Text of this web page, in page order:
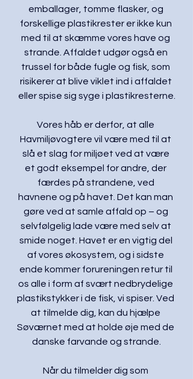
emballager, tomme flasker, og
forskellige plastikrester er ikke kun
med til at skæmme vores have og
strande. Affaldet udgør også en
trussel for både fugle og fisk, som
risikerer at blive viklet ind i affaldet
eller spise sig syge i plastikresterne.
Vores håb er derfor, at alle
Havmiljøvogtere vil være med til at
slå et slag for miljøet ved at være
et godt eksempel for andre, der
færdes på strandene, ved
havnene og på havet. Det kan man
gøre ved at samle affald op – og
selvfølgelig lade være med selv at
smide noget. Havet er en vigtig del
af vores økosystem, og i sidste
ende kommer forureningen retur til
os alle i form af svært nedbrydelige
plastikstykker i de fisk, vi spiser. Ved
at tilmelde dig, kan du hjælpe
Søværnet med at holde øje med de
danske farvande og strande.
Når du tilmelder dig som